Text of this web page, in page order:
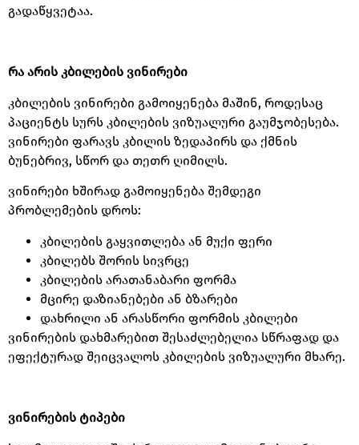
გადაწყვეტაა.
რა არის კბილების ვინირები
კბილების ვინირები გამოიყენება მაშინ, როდესაც
პაციენტს სურს კბილების ვიზუალური გაუმჯობესება.
ვინირები ფარავს კბილის ზედაპირს და ქმნის
ბუნებრივ, სწორ და თეთრ ღიმილს.
ვინირები ხშირად გამოიყენება შემდეგი
პრობლემების დროს:
კბილების გაყვითლება ან მუქი ფერი
კბილებს შორის სივრცე
კბილების არათანაბარი ფორმა
მცირე დაზიანებები ან ბზარები
დახრილი ან არასწორი ფორმის კბილები
ვინირების დახმარებით შესაძლებელია სწრაფად და
ეფექტურად შეიცვალოს კბილების ვიზუალური მხარე.
ვინირების ტიპები